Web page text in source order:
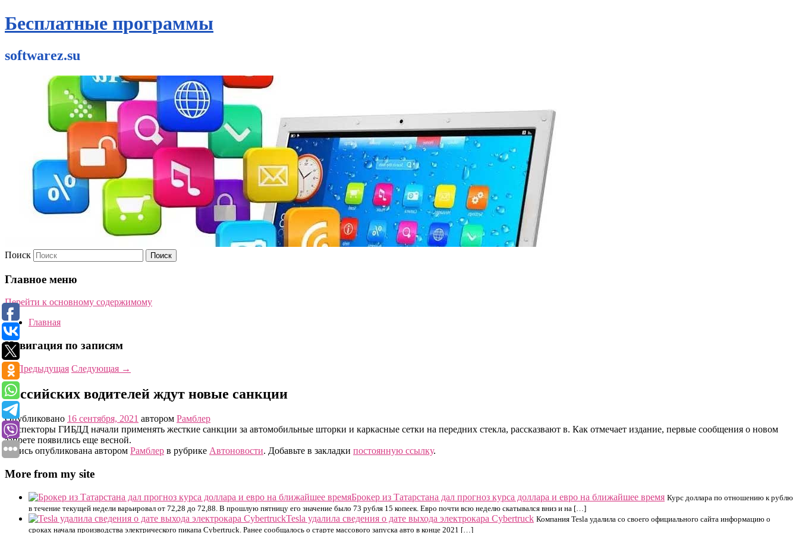
Бесплатные программы
softwarez.su
Поиск
Главное меню
Перейти к основному содержимому
Главная
Навигация по записям
←Предыдущая Следующая →
Российских водителей ждут новые санкции
Опубликовано 16 сентября, 2021 автором Рамблер
Инспекторы ГИБДД начали применять жесткие санкции за автомобильные шторки и каркасные сетки на передних стекла, рассказвают в. Как отмечает издание, первые сообщения о новом
запрете появились еще весной.
Запись опубликована автором Рамблер в рубрике Автоновости. Добавьте в закладки постоянную ссылку.
More from my site
Брокер из Татарстана дал прогноз курса доллара и евро на ближайшее время Курс доллара по отношению к рублю
в течение текущей недели варьировал от 72,28 до 72,88. В прошлую пятницу его значение было 73 рубля 15 копеек. Евро почти всю неделю скатывался вниз и на […]
Tesla удалила сведения о дате выхода электрокара Cybertruck Компания Tesla удалила со своего официального сайта информацию о
сроках начала производства электрического пикапа Cybertruck. Ранее сообщалось о старте массового запуска авто в конце 2021 […]